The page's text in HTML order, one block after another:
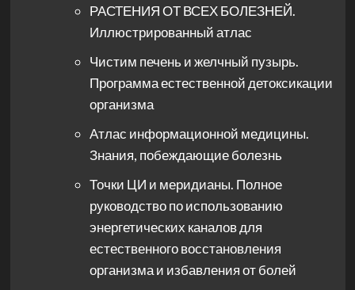
РАСТЕНИЯ ОТ ВСЕХ БОЛЕЗНЕЙ.
Иллюстрированный атлас
Чистим печень и желчный пузырь.
Программа естественной детоксикации
организма
Атлас информационной медицины.
Знания, побеждающие болезнь
Точки ЦИ и меридианы. Полное
руководство по использованию
энергетических каналов для
естественного восстановления
организма и избавления от болей